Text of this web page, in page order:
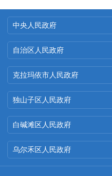
中央人民政府
自治区人民政府
克拉玛依市人民政府
独山子区人民政府
白碱滩区人民政府
乌尔禾区人民政府